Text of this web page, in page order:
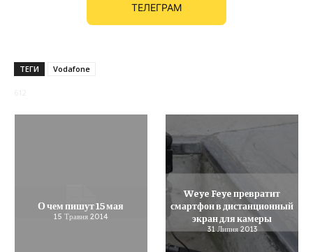
ТЕЛЕГРАМ
ТЕГИ Vodafone
О чем пишут 15 мая
15 Травня 2014
Weye Feye превратит
смартфон в дистанционный
экран для камеры
31 Липня 2013